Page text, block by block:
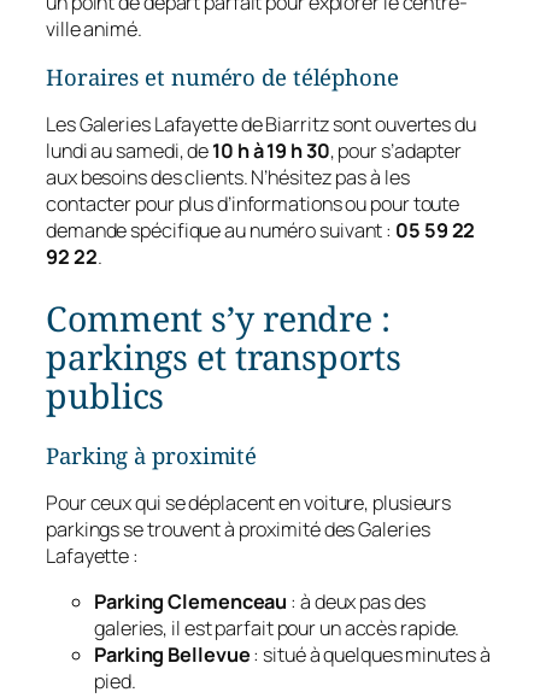
ville animé.
Horaires et numéro de téléphone
Les Galeries Lafayette de Biarritz sont ouvertes du
lundi au samedi, de10 h à 19 h 30, pour s’adapter
aux besoins des clients. N’hésitez pas à les
contacter pour plus d’informations ou pour toute
demande spécifique au numéro suivant : 05 59 22
92 22.
Comment s’y rendre :
parkings et transports
publics
Parking à proximité
Pour ceux qui se déplacent en voiture, plusieurs
parkings se trouvent à proximité des Galeries
Lafayette :
Parking Clemenceau : à deux pas des
galeries, il est parfait pour un accès rapide.
Parking Bellevue: situé à quelques minutes à
pied.